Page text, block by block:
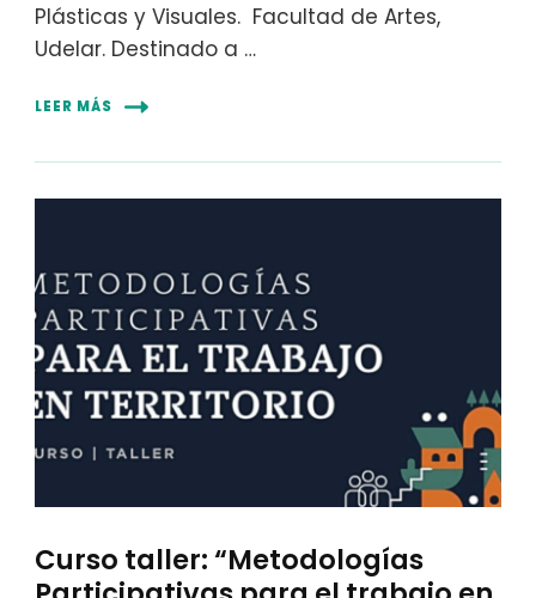
Plásticas y Visuales. Facultad de Artes,
Udelar. Destinado a …
LEER MÁS
Curso taller: “Metodologías